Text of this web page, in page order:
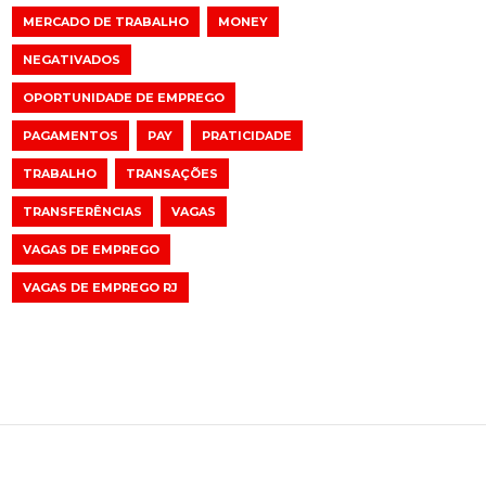
MERCADO DE TRABALHO MONEY
NEGATIVADOS
OPORTUNIDADE DE EMPREGO
PAGAMENTOS PAY PRATICIDADE
TRABALHO TRANSAÇÕES
TRANSFERÊNCIAS VAGAS
VAGAS DE EMPREGO
VAGAS DE EMPREGO RJ